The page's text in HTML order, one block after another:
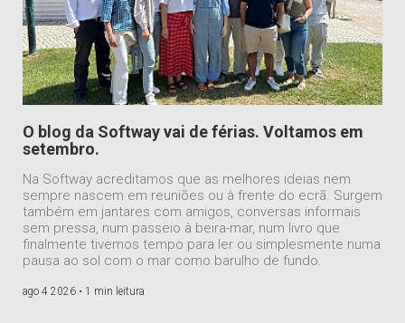
O blog da Softway vai de férias. Voltamos em
setembro.
Na Softway acreditamos que as melhores ideias nem
sempre nascem em reuniões ou à frente do ecrã. Surgem
também em jantares com amigos, conversas informais
sem pressa, num passeio à beira-mar, num livro que
finalmente tivemos tempo para ler ou simplesmente numa
pausa ao sol com o mar como barulho de fundo.
ago 4 2026 • 1 min leitura